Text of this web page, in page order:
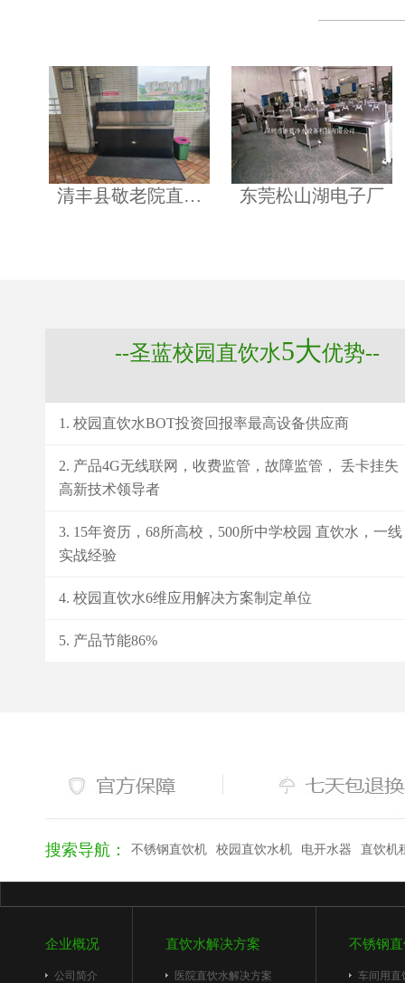
清丰县敬老院直… 东莞松山湖电子厂
--圣蓝校园直饮水5大优势--
校园直饮水BOT投资回报率最高设备供应商
产品4G无线联网，收费监管，故障监管， 丢卡挂失
高新技术领导者
15年资历，68所高校，500所中学校园 直饮水，一线
实战经验
校园直饮水6维应用解决方案制定单位
产品节能86%
搜索导航： 不锈钢直饮机 校园直饮水机 电开水器 直饮机
企业概况
公司简介
直饮水解决方案
医院直饮水解决方案
不锈钢
车间用直